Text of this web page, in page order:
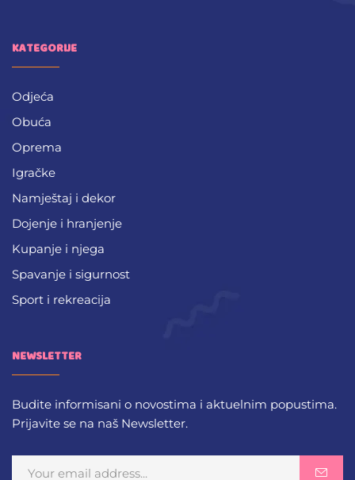
KATEGORIJE
Odjeća
Obuća
Oprema
Igračke
Namještaj i dekor
Dojenje i hranjenje
Kupanje i njega
Spavanje i sigurnost
Sport i rekreacija
NEWSLETTER
Budite informisani o novostima i aktuelnim popustima.
Prijavite se na naš Newsletter.